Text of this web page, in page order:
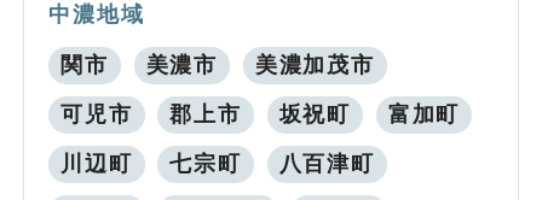
中濃地域
関市 美濃市 美濃加茂市
可児市 郡上市 坂祝町 富加町
川辺町 七宗町 八百津町